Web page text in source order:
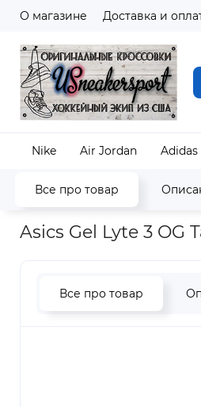
О магазине Доставка и
Nike Air Jordan Adidas
Все про товар
Наш магазин Полный
Asics Gel Lyte 3 OG
Все про товар